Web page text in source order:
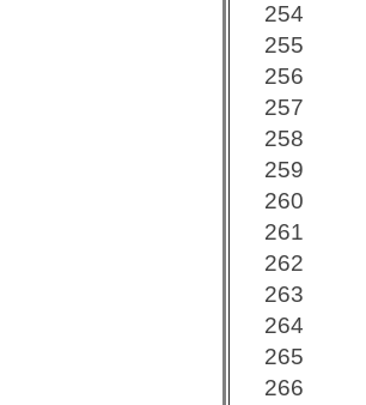
254
255
256
257
258
259
260
261
262
263
264
265
266